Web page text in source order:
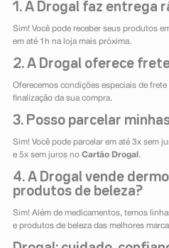
1. A Drogal faz entrega
Sim! Você pode receber seus produtos
em até 1h na loja mais próxima.
2. A Drogal oferece
Oferecemos condições especiais de
finalização da sua compra.
3. Posso parcelar
Sim! Você pode parcelar em até 3x sem
e 5x sem juros no Cartão Drogal .
4. A Drogal vende
produtos de beleza?
Sim! Além de medicamentos, temos
e produtos de beleza das melhores